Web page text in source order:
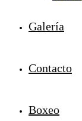
Galería
Contacto
Boxeo